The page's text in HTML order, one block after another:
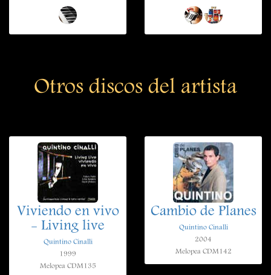
Otros discos del artista
Viviendo en vivo
- Living live
Quintino Cinalli
1999
Melopea CDM135
Cambio de Planes
Quintino Cinalli
2004
Melopea CDM142